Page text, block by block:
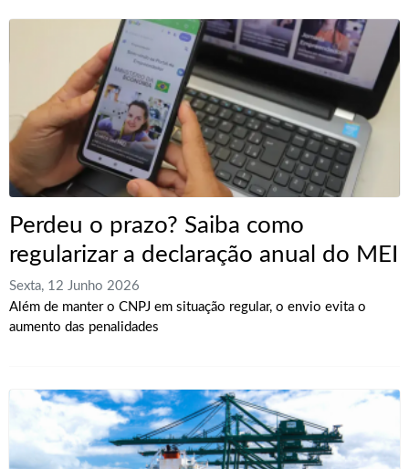
Perdeu o prazo? Saiba como
regularizar a declaração anual do MEI
Sexta, 12 Junho 2026
Além de manter o CNPJ em situação regular, o envio evita o
aumento das penalidades